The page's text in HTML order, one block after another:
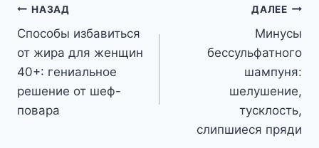
Навигация
по
записям
НАЗАД
Способы избавиться
от жира для женщин
40+: гениальное
решение от шеф-
повара
ДАЛЕЕ
Минусы
бессульфатного
шампуня:
шелушение,
тусклость,
слипшиеся пряди